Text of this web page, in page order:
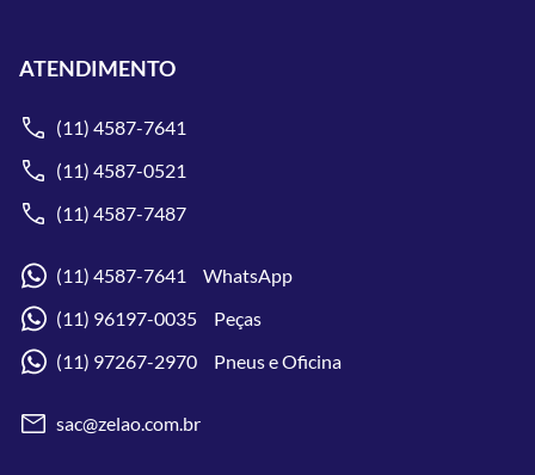
ATENDIMENTO
(11) 4587-7641
(11) 4587-0521
(11) 4587-7487
(11) 4587-7641 WhatsApp
(11) 96197-0035 Peças
(11) 97267-2970 Pneus e Oficina
sac@zelao.com.br